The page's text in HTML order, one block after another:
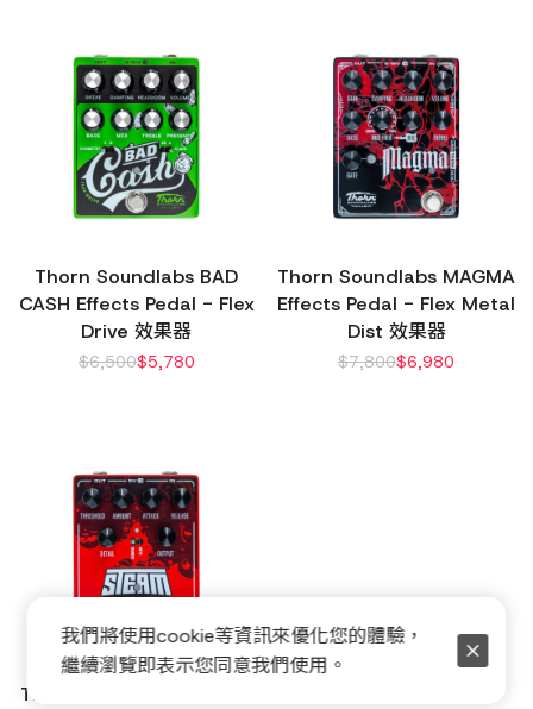
Thorn Soundlabs BAD
CASH Effects Pedal - Flex
Drive 效果器
$6,500$5,780
Thorn Soundlabs MAGMA
Effects Pedal - Flex Metal
Dist 效果器
$7,800$6,980
Thorn SoundLabs STEAM
我們將使用cookie等資訊來優化您的體驗，
繼續瀏覽即表示您同意我們使用。